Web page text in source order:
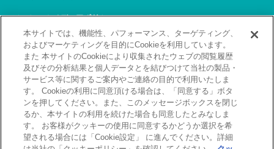
ソーシャルメディアポリシー
サイトの利用について
サイトマップ
関連リンク
採用情報
Copyright(C) 2026 Kobelco Training Services Co,.Ltd.
All rights reserved.
本サイトでは、機能性、パフォーマンス、ターゲティング、
およびマーケティングを目的にCookieを利用しています。
また 本サイトのCookieにより収集されたウェブの閲覧履歴
及びその分析結果と個人データとを結びつけて当社の製品・
サービス等に関するご案内やご連絡の目的で利用いたしま
す。 Cookieの利用に同意頂ける場合は、「同意する」ボタ
ンを押してください。また、このメッセージボックスを閉じ
るか、本サイトの利用を続けた場合も同意したとみなしま
す。 お客様がクッキーの使用に同意するかどうか選択を希
望される場合には「Cookie設定」 に進んでください。詳細